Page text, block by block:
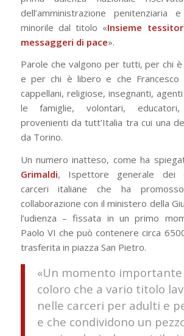
dell’amministrazione penitenziaria
minorile dal titolo «Insieme
messaggeri di pace».
Parole che valgono per tutti, per chi
e per chi è libero e che Francesco
cappellani, religiose, insegnanti,
le famiglie, volontari, educatori,
provenienti da tutt’Italia tra cui una
da Torino.
Un numero inatteso, come ha
Grimaldi, Ispettore generale dei
carceri italiane che ha
collaborazione con il ministero della
l’udienza – fissata in un primo
Paolo VI che può contenere circa
trasferita in piazza San Pietro.
«Un momento
coloro che a vario titolo
nelle carceri per adulti e
e che condividono un